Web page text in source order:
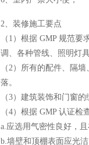
2、装修施工要点
（1）根据 GMP 规范
调、各种管线、照明灯
（2）所有的配件、隔
落。
（3）建筑装饰和门窗
（4）根据 GMP 认证
a.应选用气密性良好，
b.墙壁和顶棚表面应光